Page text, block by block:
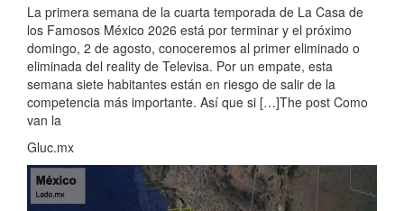
La primera semana de la cuarta temporada de La Casa de
los Famosos México 2026 está por terminar y el próximo
domingo, 2 de agosto, conoceremos al primer eliminado o
eliminada del reality de Televisa. Por un empate, esta
semana siete habitantes están en riesgo de salir de la
competencia más importante. Así que si […]The post Como
van la
Gluc.mx